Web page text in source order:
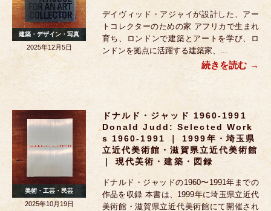
デイヴィッド・アジャイが設計した、アー
トコレクターのための家 アフリカで生まれ
育ち、ロンドンで建築とアートを学び、ロ
ンドンを拠点に活躍する建築家、...
続きを読む
建築・デザイン・写真
2025年12月5日
ドナルド・ジャッド 1960-1991
Donald Judd: Selected Work
S 1960-1991 ｜ 1999年・埼玉県
立近代美術館・滋賀県立近代美術館
｜ 現代美術・建築・図録
ドナルド・ジャッドの1960〜1991年までの
作品を収録 本書は、1999年に埼玉県立近代
美術館・滋賀県立近代美術館にて開催され
美術・工芸・民芸
2025年10月19日